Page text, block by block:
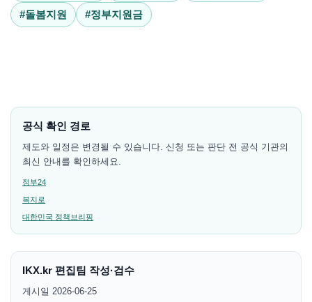
#돌봄지원 #정부지원금
공식 확인 경로
제도와 일정은 변경될 수 있습니다. 신청 또는 판단 전 공식 기관의
최신 안내를 확인하세요.
정부24
복지로
대한민국 정책브리핑
IKX.kr 편집팀 작성·검수
게시일 2026-06-25